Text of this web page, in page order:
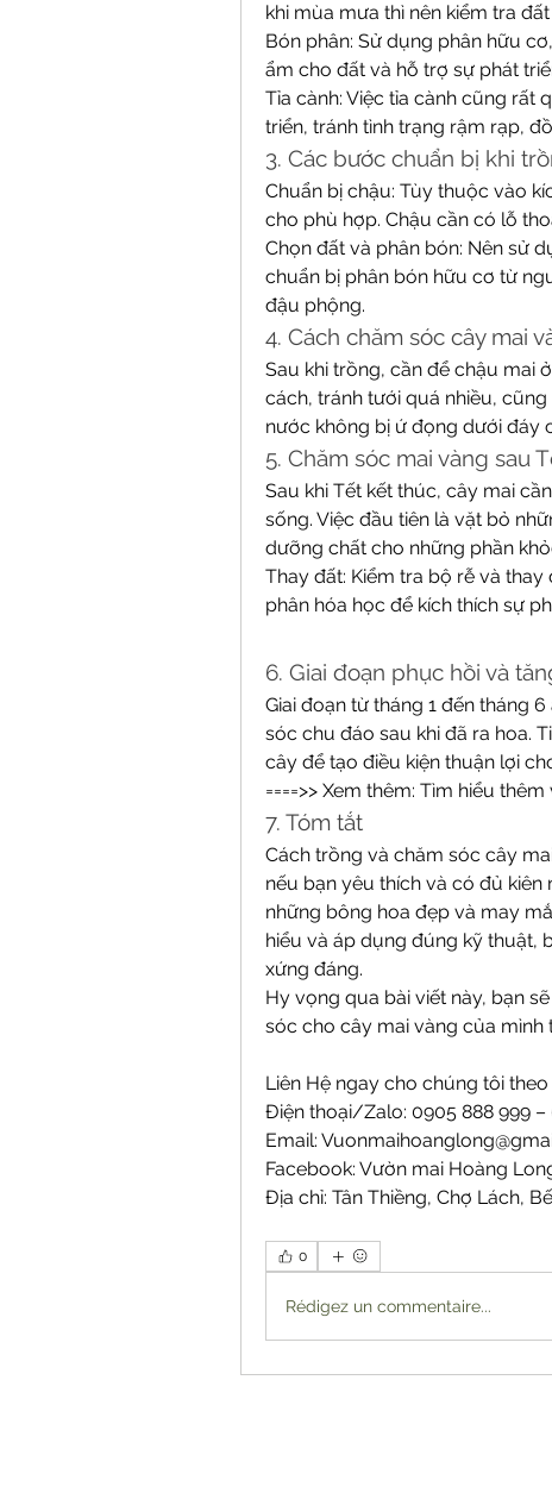
khi mùa mưa thì nên kiểm tra
Bón phân: Sử dụng phân hữu
ẩm cho đất và hỗ trợ sự phát
Tỉa cành: Việc tỉa cành cũng rất
triển, tránh tình trạng rậm rạp,
3. Các bước chuẩn bị khi
Chuẩn bị chậu: Tùy thuộc vào
cho phù hợp. Chậu cần có lỗ
Chọn đất và phân bón: Nên sử
chuẩn bị phân bón hữu cơ từ
đậu phộng.
4. Cách chăm sóc cây mai
Sau khi trồng, cần để chậu mai
cách, tránh tưới quá nhiều,
nước không bị ứ đọng dưới đáy
5. Chăm sóc mai vàng sau
Sau khi Tết kết thúc, cây mai
sống. Việc đầu tiên là vặt bỏ
dưỡng chất cho những phần
Thay đất: Kiểm tra bộ rễ và
phân hóa học để kích thích sự
6. Giai đoạn phục hồi và
Giai đoạn từ tháng 1 đến tháng
sóc chu đáo sau khi đã ra hoa.
cây để tạo điều kiện thuận lợi
====>> Xem thêm: Tìm hiểu
7. Tóm tắt
Cách trồng và chăm sóc cây
nếu bạn yêu thích và có đủ
những bông hoa đẹp và may
hiểu và áp dụng đúng kỹ thuật,
xứng đáng.
Hy vọng qua bài viết này, bạn
sóc cho cây mai vàng của mình
Liên Hệ ngay cho chúng tôi
Điện thoại/Zalo: 0905 888 999 –
Email:
Facebook: Vườn mai Hoàng
Địa chỉ: Tân Thiềng, Chợ Lách,
0
Rédigez un commentaire...